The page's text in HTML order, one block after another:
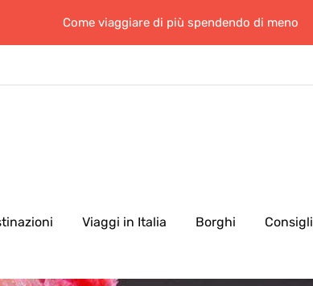
Come viaggiare di più spendendo di meno
Viaggi in Italia Borghi Consigli